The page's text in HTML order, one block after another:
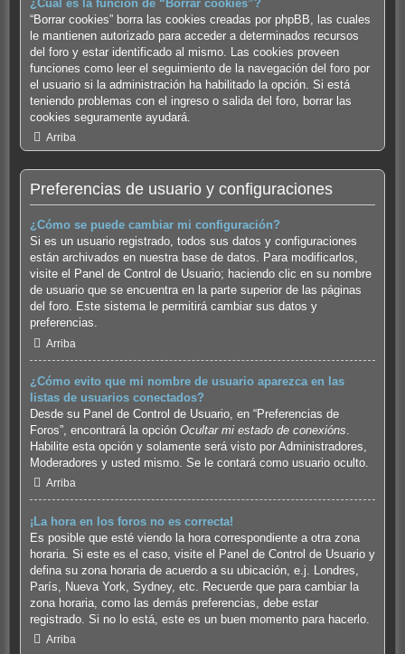
¿Cuál es la función de “Borrar cookies”?
“Borrar cookies” borra las cookies creadas por phpBB, las cuales
le mantienen autorizado para acceder a determinados recursos
del foro y estar identificado al mismo. Las cookies proveen
funciones como leer el seguimiento de la navegación del foro por
el usuario si la administración ha habilitado la opción. Si está
teniendo problemas con el ingreso o salida del foro, borrar las
cookies seguramente ayudará.
Arriba
Preferencias de usuario y configuraciones
¿Cómo se puede cambiar mi configuración?
Si es un usuario registrado, todos sus datos y configuraciones
están archivados en nuestra base de datos. Para modificarlos,
visite el Panel de Control de Usuario; haciendo clic en su nombre
de usuario que se encuentra en la parte superior de las páginas
del foro. Este sistema le permitirá cambiar sus datos y
preferencias.
Arriba
¿Cómo evito que mi nombre de usuario aparezca en las
listas de usuarios conectados?
Desde su Panel de Control de Usuario, en “Preferencias de
Foros”, encontrará la opción Ocultar mi estado de conexións
Habilite esta opción y solamente será visto por Administradores,
Moderadores y usted mismo. Se le contará como usuario oculto.
Arriba
¡La hora en los foros no es correcta!
Es posible que esté viendo la hora correspondiente a otra zona
horaria. Si este es el caso, visite el Panel de Control de Usuario y
defina su zona horaria de acuerdo a su ubicación, e.j. Londres,
París, Nueva York, Sydney, etc. Recuerde que para cambiar la
zona horaria, como las demás preferencias, debe estar
registrado. Si no lo está, este es un buen momento para hacerlo.
Arriba